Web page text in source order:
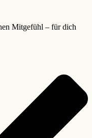
Mitgefühl – für dich